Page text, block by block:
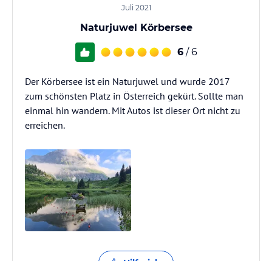
Juli 2021
Naturjuwel Körbersee
6 / 6
Der Körbersee ist ein Naturjuwel und wurde 2017
zum schönsten Platz in Österreich gekürt. Sollte man
einmal hin wandern. Mit Autos ist dieser Ort nicht zu
erreichen.